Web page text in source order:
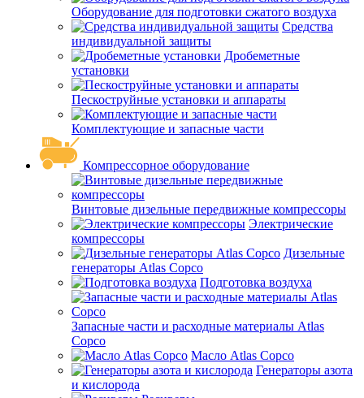
Оборудование для подготовки сжатого воздуха
Средства
индивидуальной защиты
Дробеметные
установки
Пескоструйные установки и аппараты
Комплектующие и запасные части
Компрессорное оборудование
Винтовые дизельные передвижные компрессоры
Электрические
компрессоры
Дизельные
генераторы Atlas Copco
Подготовка воздуха
Запасные части и расходные материалы Atlas
Copco
Масло Atlas Copco
Генераторы азота
и кислорода